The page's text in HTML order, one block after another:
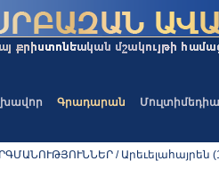
Գրադարան Մուլտիմեդիա
/ Արեւելահայրեն